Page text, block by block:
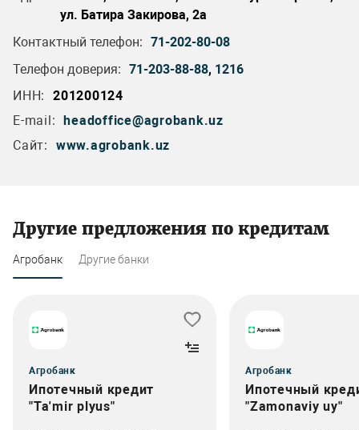
ул. Батира Закирова, 2а
Контактный телефон: 71-202-80-08
Телефон доверия: 71-203-88-88, 1216
ИНН:
201200124
E-mail:
headoffice@agrobank.uz
Сайт:
www.agrobank.uz
Другие предложения по кредитам
Агробанк Другие банки
Агробанк
Ипотечный кредит
"Ta'mir plyus"
Агробанк
Ипотечный
"Zamonaviy uy"